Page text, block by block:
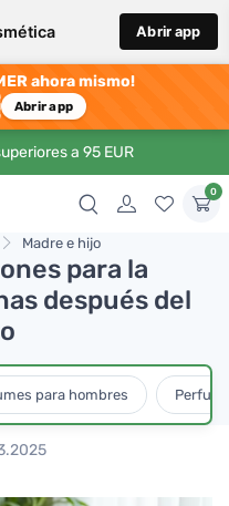
Abrir app
ahora mismo!
Abrir app
a 95 EUR
0
Madre e hijo
para la
después del
para hombres